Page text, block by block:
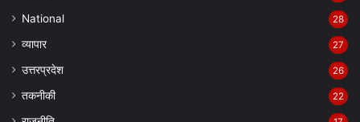
National 28
व्यापार 27
उत्तरप्रदेश 26
तकनीकी 22